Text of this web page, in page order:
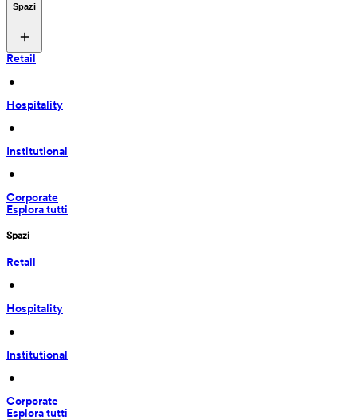
Spazi
Retail
•
Hospitality
•
Institutional
•
Corporate
Esplora tutti
Spazi
Retail
•
Hospitality
•
Institutional
•
Corporate
Esplora tutti